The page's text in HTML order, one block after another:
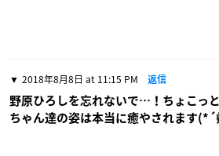
2018年8月8日 at 11:15 PM 返信
野原ひろしを忘れないで…！ちょこっ
ちゃん達の姿は本当に癒やされます